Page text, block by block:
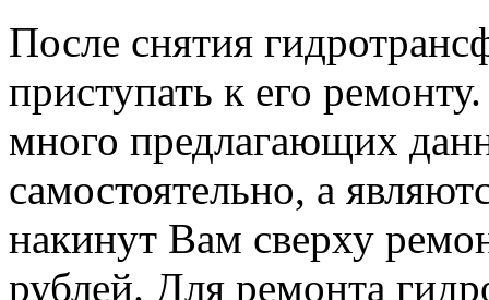
После снятия
приступать к его
много предлагающих
самостоятельно, а
накинут Вам сверху
рублей. Для ремонта